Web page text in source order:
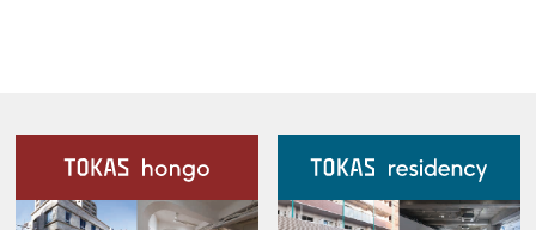
施設案内
Our Facilities